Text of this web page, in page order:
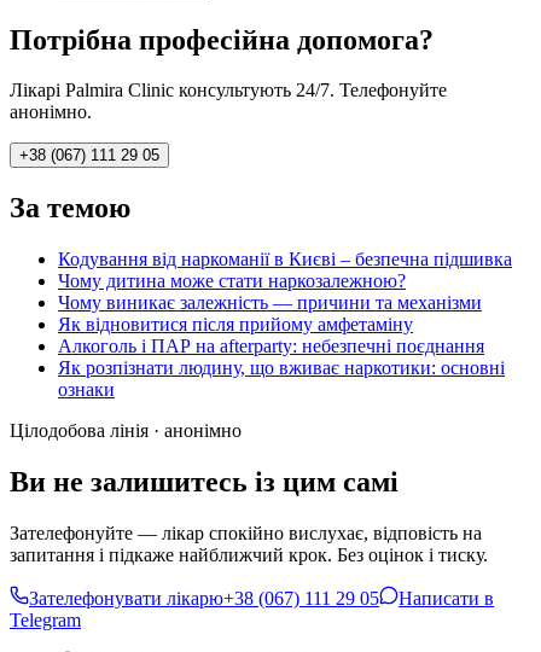
Потрібна професійна допомога?
Лікарі Palmira Clinic консультують 24/7. Телефонуйте
анонімно.
+38 (067) 111 29 05
За темою
Кодування від наркоманії в Києві – безпечна підшивка
Чому дитина може стати наркозалежною?
Чому виникає залежність — причини та механізми
Як відновитися після прийому амфетаміну
Алкоголь і ПАР на afterparty: небезпечні поєднання
Як розпізнати людину, що вживає наркотики: основні
ознаки
Цілодобова лінія · анонімно
Ви не залишитесь із цим самі
Зателефонуйте — лікар спокійно вислухає, відповість на
запитання і підкаже найближчий крок. Без оцінок і тиску.
Зателефонувати лікарю+38 (067) 111 29 05
Написати в
Telegram